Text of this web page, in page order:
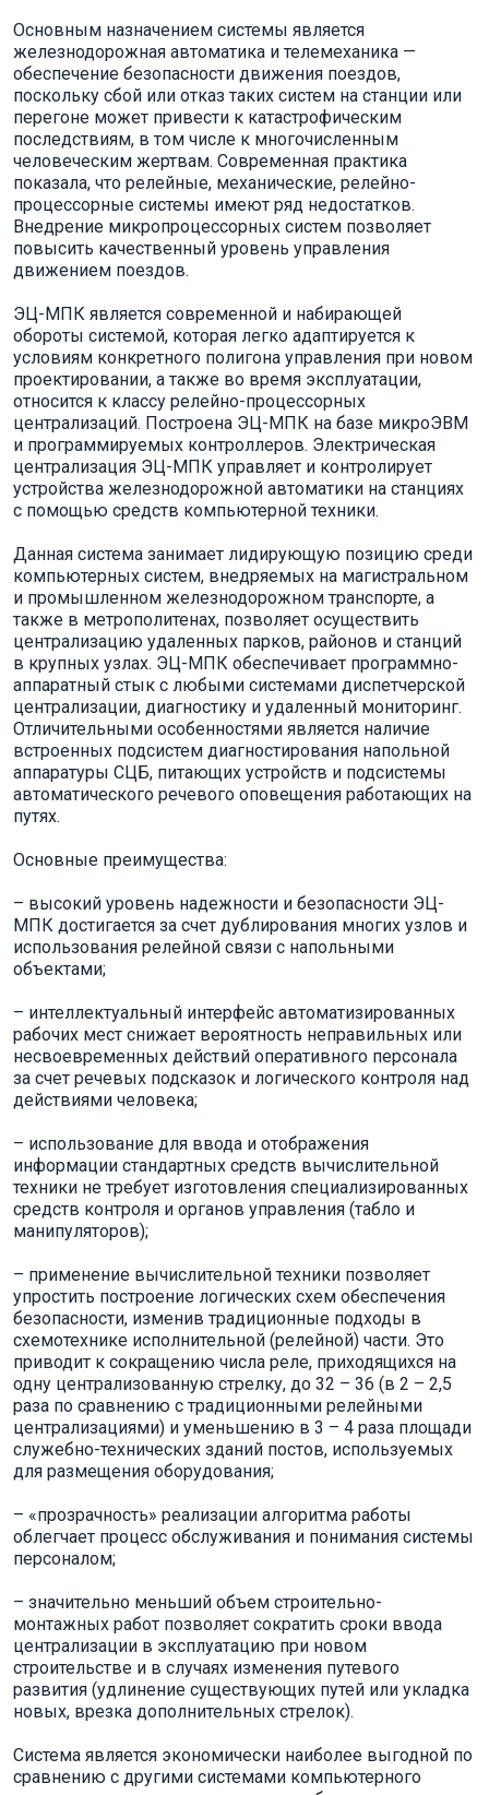
Основным назначением системы является
железнодорожная автоматика и телемеханика —
обеспечение безопасности движения поездов,
поскольку сбой или отказ таких систем на станции или
перегоне может привести к катастрофическим
последствиям, в том числе к многочисленным
человеческим жертвам. Современная практика
показала, что релейные, механические, релейно-
процессорные системы имеют ряд недостатков.
Внедрение микропроцессорных систем позволяет
повысить качественный уровень управления
движением поездов.
ЭЦ-МПК является современной и набирающей
обороты системой, которая легко адаптируется к
условиям конкретного полигона управления при новом
проектировании, а также во время эксплуатации,
относится к классу релейно-процессорных
централизаций. Построена ЭЦ-МПК на базе микроЭВМ
и программируемых контроллеров. Электрическая
централизация ЭЦ-МПК управляет и контролирует
устройства железнодорожной автоматики на станциях
с помощью средств компьютерной техники.
Данная система занимает лидирующую позицию среди
компьютерных систем, внедряемых на магистральном
и промышленном железнодорожном транспорте, а
также в метрополитенах, позволяет осуществить
централизацию удаленных парков, районов и станций
в крупных узлах. ЭЦ-МПК обеспечивает программно-
аппаратный стык с любыми системами диспетчерской
централизации, диагностику и удаленный мониторинг.
Отличительными особенностями является наличие
встроенных подсистем диагностирования напольной
аппаратуры СЦБ, питающих устройств и подсистемы
автоматического речевого оповещения работающих на
путях.
Основные преимущества:
– высокий уровень надежности и безопасности ЭЦ-
МПК достигается за счет дублирования многих узлов и
использования релейной связи с напольными
объектами;
– интеллектуальный интерфейс автоматизированных
рабочих мест снижает вероятность неправильных или
несвоевременных действий оперативного персонала
за счет речевых подсказок и логического контроля над
действиями человека;
– использование для ввода и отображения
информации стандартных средств вычислительной
техники не требует изготовления специализированных
средств контроля и органов управления (табло и
манипуляторов);
– применение вычислительной техники позволяет
упростить построение логических схем обеспечения
безопасности, изменив традиционные подходы в
схемотехнике исполнительной (релейной) части. Это
приводит к сокращению числа реле, приходящихся на
одну централизованную стрелку, до 32 – 36 (в 2 – 2,5
раза по сравнению с традиционными релейными
централизациями) и уменьшению в 3 – 4 раза площади
служебно-технических зданий постов, используемых
для размещения оборудования;
– «прозрачность» реализации алгоритма работы
облегчает процесс обслуживания и понимания системы
персоналом;
– значительно меньший объем строительно-
монтажных работ позволяет сократить сроки ввода
централизации в эксплуатацию при новом
строительстве и в случаях изменения путевого
развития (удлинение существующих путей или укладка
новых, врезка дополнительных стрелок).
Система является экономически наиболее выгодной по
сравнению с другими системами компьютерного